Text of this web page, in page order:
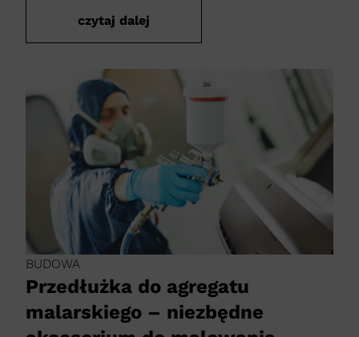
czytaj dalej
BUDOWA
Przedłużka do agregatu
malarskiego – niezbędne